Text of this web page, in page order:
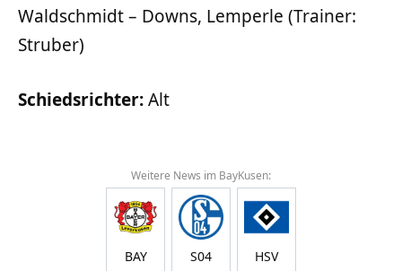
Waldschmidt – Downs, Lemperle (Trainer:
Struber)
Schiedsrichter:Alt
Weitere News im BayKusen:
BAY S04 HSV